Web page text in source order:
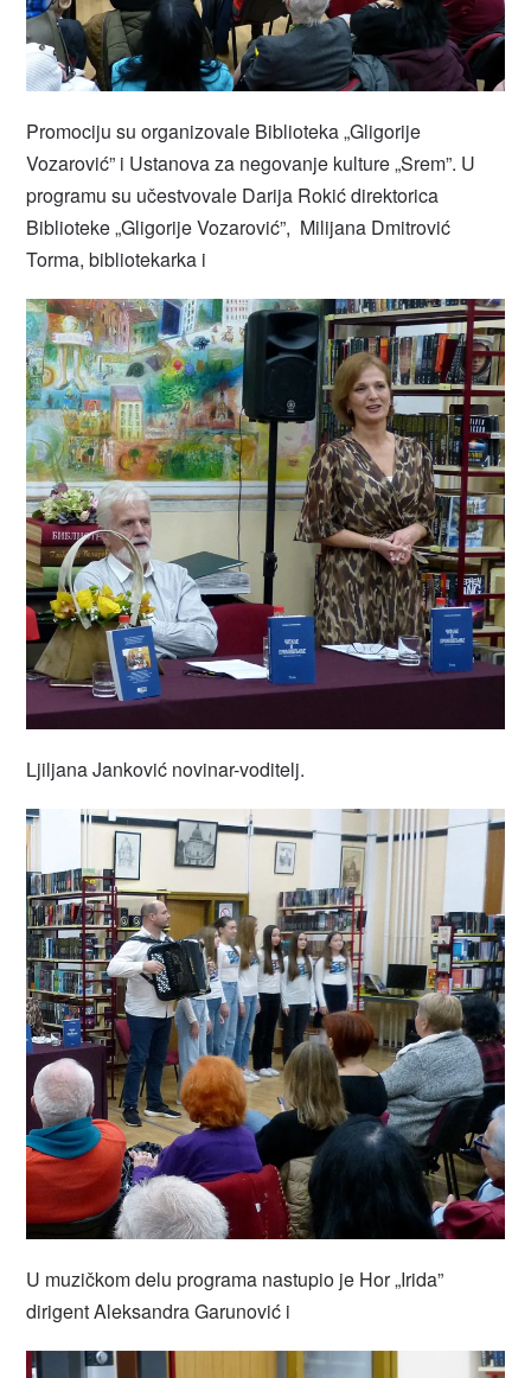
Promociju su organizovale Biblioteka „Gligorije
Vozarović” i Ustanova za negovanje kulture „Srem”. U
programu su učestvovale Darija Rokić direktorica
Biblioteke „Gligorije Vozarović”, Milijana Dmitrović
Torma, bibliotekarka i
Ljiljana Janković novinar-voditelj.
U muzičkom delu programa nastupio je Hor „Irida”
dirigent Aleksandra Garunović i